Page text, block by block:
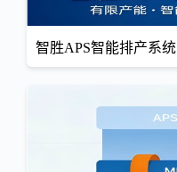
智胜APS智能排产系统